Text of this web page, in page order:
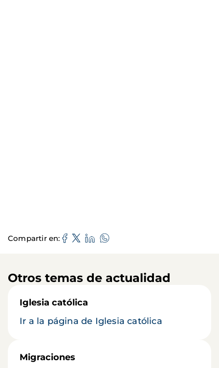
Compartir en
Otros temas de actualidad
Iglesia católica
Ir a la página de Iglesia católica
Migraciones